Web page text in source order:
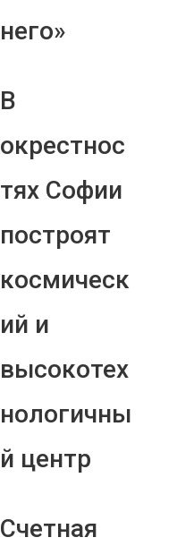
него»
В
окрестнос
тях Софии
построят
космическ
ий и
высокотех
нологичны
й центр
Счетная